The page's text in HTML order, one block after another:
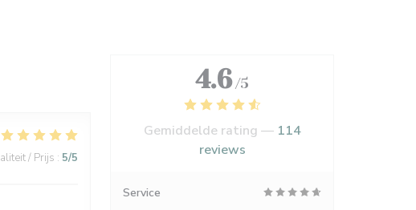
/ Prijs : 5/5
4.6 /5
Gemiddelde rating — 114
reviews
Service